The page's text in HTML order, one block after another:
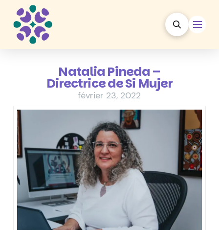
Natalia Pineda –
Directrice de Si Mujer
février 23, 2022